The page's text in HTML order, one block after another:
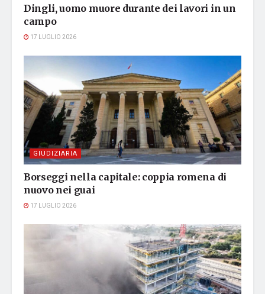
Dingli, uomo muore durante dei lavori in un
campo
17 LUGLIO 2026
GIUDIZIARIA
Borseggi nella capitale: coppia romena di
nuovo nei guai
17 LUGLIO 2026